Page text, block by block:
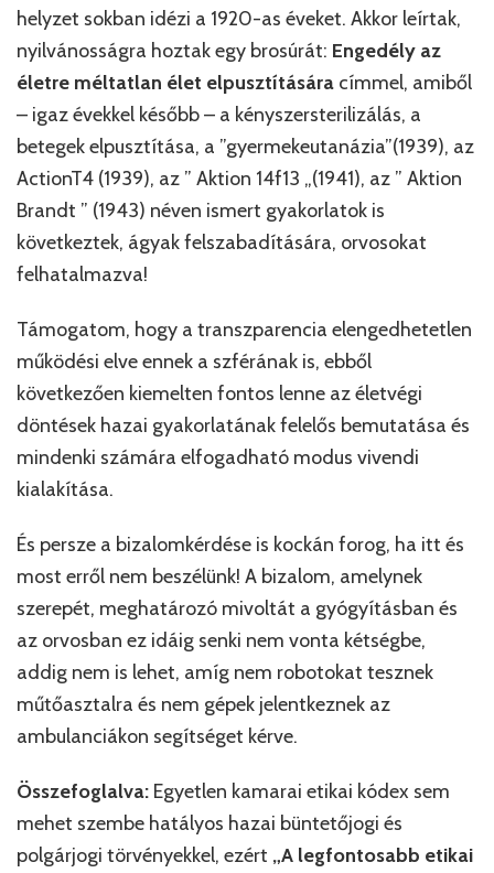
helyzet sokban idézi a 1920-as éveket. Akkor leírtak,
nyilvánosságra hoztak egy brosúrát: Engedély az
életre méltatlan élet elpusztítására címmel, amiből
– igaz évekkel később – a kényszersterilizálás, a
betegek elpusztítása, a ”gyermekeutanázia”(1939), az
ActionT4 (1939), az ” Aktion 14f13 „(1941), az ” Aktion
Brandt ” (1943) néven ismert gyakorlatok is
következtek, ágyak felszabadítására, orvosokat
felhatalmazva!
Támogatom, hogy a transzparencia elengedhetetlen
működési elve ennek a szférának is, ebből
következően kiemelten fontos lenne az életvégi
döntések hazai gyakorlatának felelős bemutatása és
mindenki számára elfogadható modus vivendi
kialakítása.
És persze a bizalomkérdése is kockán forog, ha itt és
most erről nem beszélünk! A bizalom, amelynek
szerepét, meghatározó mivoltát a gyógyításban és
az orvosban ez idáig senki nem vonta kétségbe,
addig nem is lehet, amíg nem robotokat tesznek
műtőasztalra és nem gépek jelentkeznek az
ambulanciákon segítséget kérve.
Összefoglalva: Egyetlen kamarai etikai kódex sem
mehet szembe hatályos hazai büntetőjogi és
polgárjogi törvényekkel, ezért „A legfontosabb etikai